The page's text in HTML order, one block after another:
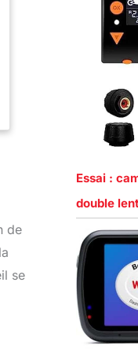
de
se
Essai :
double